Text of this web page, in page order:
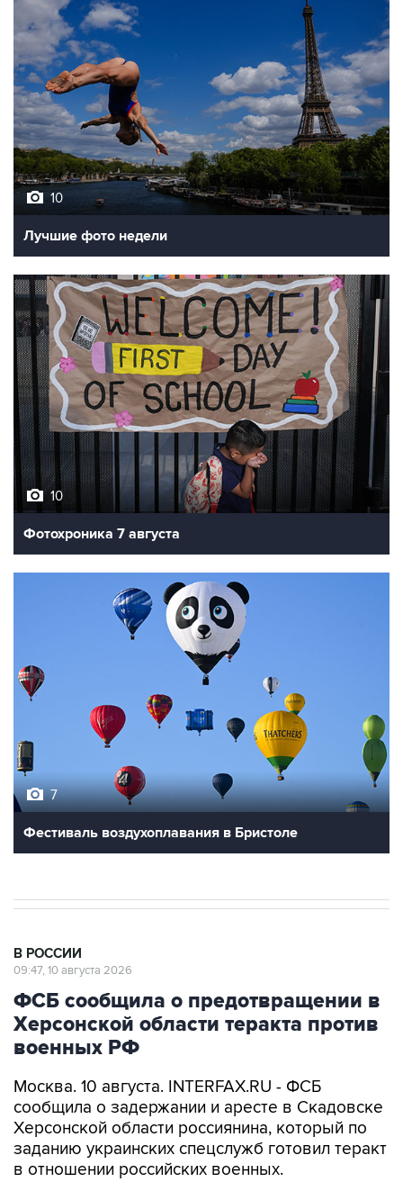
10
Лучшие фото недели
10
Фотохроника 7 августа
7
Фестиваль воздухоплавания в Бристоле
В РОССИИ
09:47, 10 августа 2026
ФСБ сообщила о предотвращении в
Херсонской области теракта против
военных РФ
Москва. 10 августа. INTERFAX.RU - ФСБ
сообщила о задержании и аресте в Скадовске
Херсонской области россиянина, который по
заданию украинских спецслужб готовил теракт
в отношении российских военных.